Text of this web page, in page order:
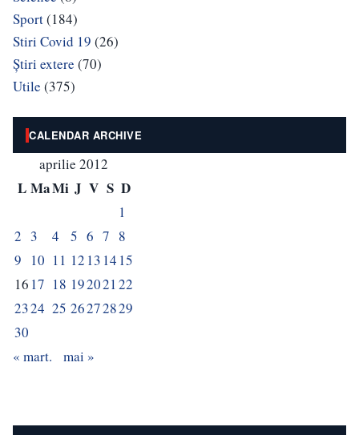
Sport(184)
Stiri Covid 19 (26)
Știri extere (70)
Utile (375)
CALENDAR ARCHIVE
aprilie 2012
L MaMi J V S D
1
2 3 4 5 6 7 8
9
10 11 12 13 14 15
16 17 18 19202122
2324 25 26272829
30
« mart.
mai »